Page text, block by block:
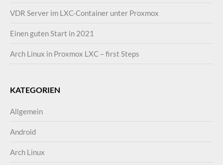
VDR Server im LXC-Container unter Proxmox
Einen guten Start in 2021
Arch Linux in Proxmox LXC – first Steps
KATEGORIEN
Allgemein
Android
Arch Linux